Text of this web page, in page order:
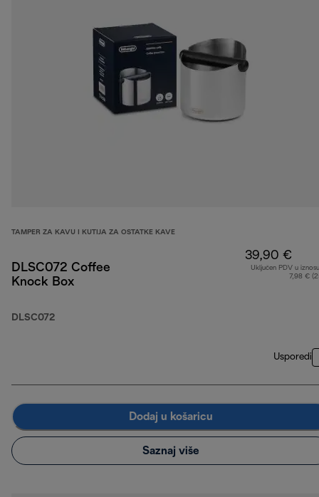
TAMPER ZA KAVU I KUTIJA ZA OSTATKE KAVE
DLSC072 Coffee
Knock Box
DLSC072
39,90 €
Uključen PDV u
7,98 €
Usporedi
Dodaj u košaricu
Saznaj više